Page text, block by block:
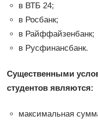
в ВТБ 24;
в Росбанк;
в Райффайзенбанк;
в Русфинансбанк.
Существенными
студентов являются:
максимальная